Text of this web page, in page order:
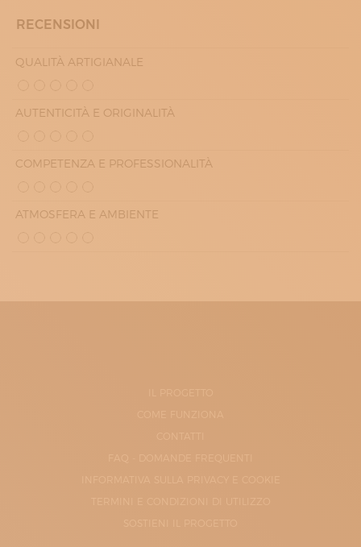
RECENSIONI
QUALITÀ ARTIGIANALE
AUTENTICITÀ E ORIGINALITÀ
COMPETENZA E PROFESSIONALITÀ
ATMOSFERA E AMBIENTE